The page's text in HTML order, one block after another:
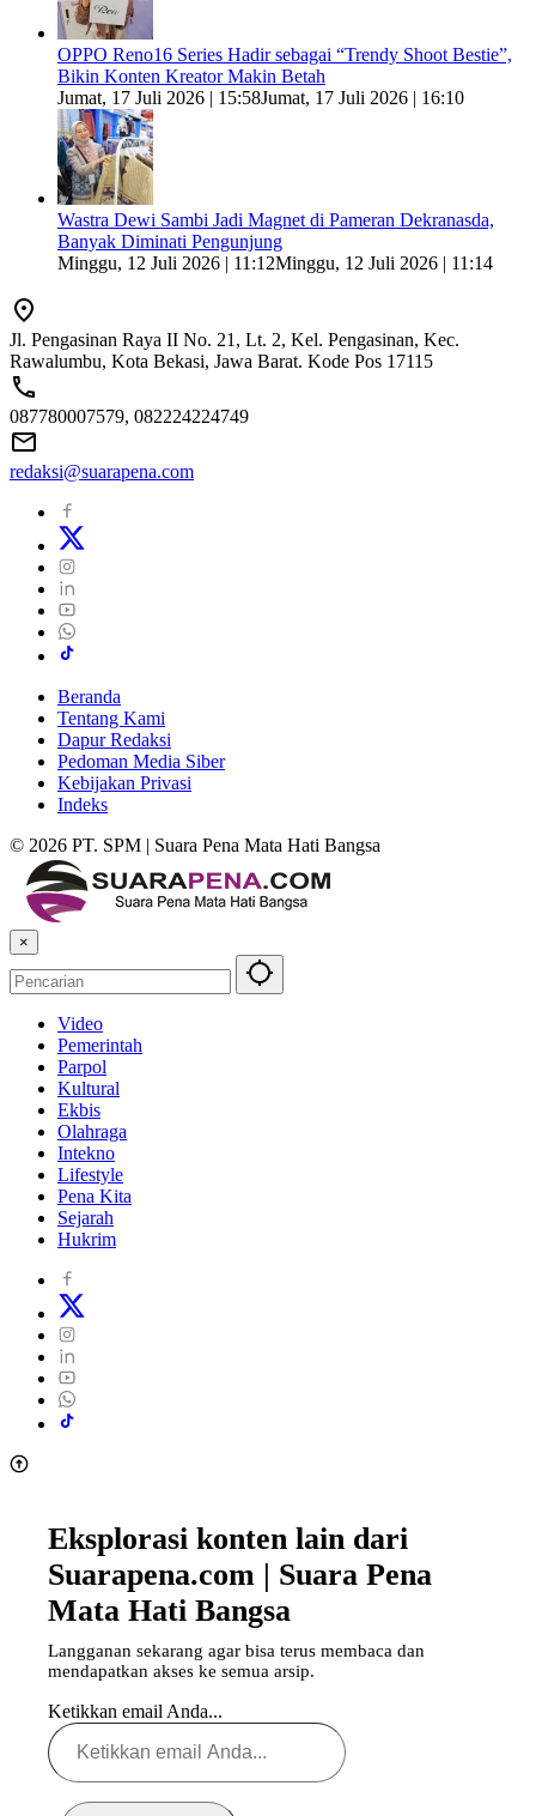
OPPO Reno16 Series Hadir sebagai “Trendy Shoot Bestie”,
Bikin Konten Kreator Makin Betah
Jumat, 17 Juli 2026 | 15:58Jumat, 17 Juli 2026 | 16:10
Wastra Dewi Sambi Jadi Magnet di Pameran Dekranasda,
Banyak Diminati Pengunjung
Minggu, 12 Juli 2026 | 11:12Minggu, 12 Juli 2026 | 11:14
Jl. Pengasinan Raya II No. 21, Lt. 2, Kel. Pengasinan, Kec.
Rawalumbu, Kota Bekasi, Jawa Barat. Kode Pos 17115
087780007579, 082224224749
redaksi@suarapena.com
Beranda
Tentang Kami
Dapur Redaksi
Pedoman Media Siber
Kebijakan Privasi
Indeks
© 2026 PT. SPM | Suara Pena Mata Hati Bangsa
×
Video
Pemerintah
Parpol
Kultural
Ekbis
Olahraga
Intekno
Lifestyle
Pena Kita
Sejarah
Hukrim
Eksplorasi konten lain dari
Suarapena.com | Suara Pena
Mata Hati Bangsa
Langganan sekarang agar bisa terus membaca dan
mendapatkan akses ke semua arsip.
Ketikkan email Anda...